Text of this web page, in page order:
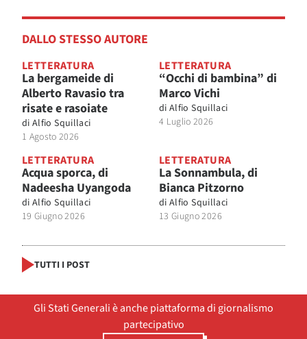
DALLO STESSO AUTORE
LETTERATURA
La bergameide di
Alberto Ravasio tra
risate e rasoiate
di Alfio Squillaci
1 Agosto 2026
LETTERATURA
“Occhi di bambina” di
Marco Vichi
di Alfio Squillaci
4 Luglio 2026
LETTERATURA
Acqua sporca, di
Nadeesha Uyangoda
di Alfio Squillaci
19 Giugno 2026
LETTERATURA
La Sonnambula, di
Bianca Pitzorno
di Alfio Squillaci
13 Giugno 2026
TUTTI I POST
Gli Stati Generali è anche piattaforma di giornalismo
partecipativo